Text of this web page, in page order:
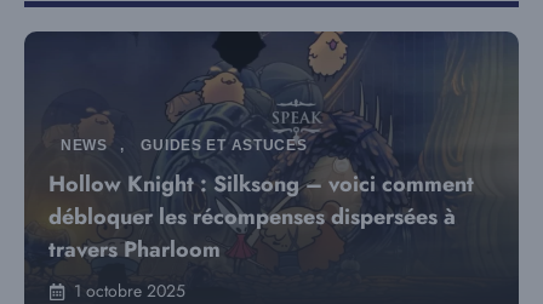
NEWS , GUIDES ET ASTUCES
Hollow Knight : Silksong – voici comment
débloquer les récompenses dispersées à
travers Pharloom
1 octobre 2025